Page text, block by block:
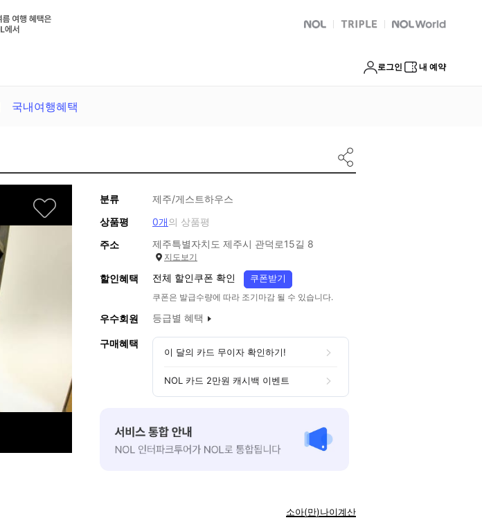
NOL 트리플 Global Interpark
로그인 내 예약
국내여행혜택
분류
제주/게스트하우스
상품평
0개의 상품평
주소
제주특별자치도 제주시 관덕로15길 8
지도보기
할인혜택 전체 할인쿠폰 확인 쿠폰받기
쿠폰은 발급수량에 따라 조기마감 될 수 있습니다.
우수회원 등급별 혜택
구매혜택
이 달의 카드 무이자 확인하기!
NOL 카드 2만원 캐시백 이벤트
소아(만)나이계산